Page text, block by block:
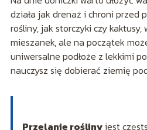
działa jak drenaż i chroni przed
rośliny, jak storczyki czy kaktusy,
mieszanek, ale na początek
uniwersalne podłoże z lekkimi
nauczysz się dobierać ziemię
Przelanie roślinyjest